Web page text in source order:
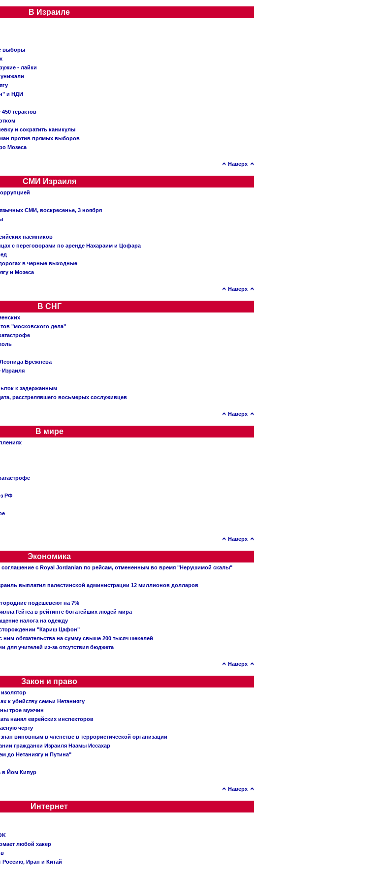
В Израиле
выборы
- лайки
и НДИ
терактов
и сократить каникулы
против прямых выборов
Мозеса
Наверх
СМИ Израиля
СМИ, воскресенье, 3 ноября
наемников
с переговорами по аренде Нахараим и Цофара
в черные выходные
и Мозеса
Наверх
В СНГ
"московского дела"
Брежнева
Израиля
к задержанным
расстрелявшего восьмерых сослуживцев
Наверх
В мире
РФ
Наверх
Экономика
с Royal Jordanian по рейсам, отмененным во время "Нерушимой скалы"
выплатил палестинской администрации 12 миллионов долларов
подешевеют на 7%
Гейтса в рейтинге богатейших людей мира
налога на одежду
"Кариш Цафон"
обязательства на сумму свыше 200 тысяч шекелей
учителей из-за отсутствия бюджета
Наверх
Закон и право
к убийству семьи Нетаниягу
трое мужчин
нанял еврейских инспекторов
черту
виновным в членстве в террористической организации
гражданки Израиля Наамы Иссахар
до Нетаниягу и Путина"
в Йом Кипур
Наверх
Интернет
любой хакер
Россию, Иран и Китай